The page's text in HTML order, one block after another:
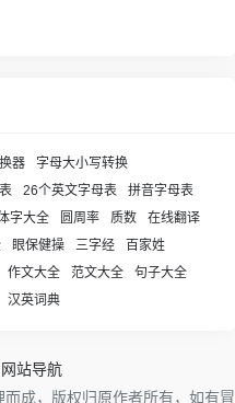
器
字母大小写转换
26个英文字母表
拼音字母表
字大全 圆周率 质数
在线翻译
眼保健操 三字经
百家姓
作文大全 范文大全
句子大全
汉英词典
网站导航
成，版权归原作者所有，如有冒